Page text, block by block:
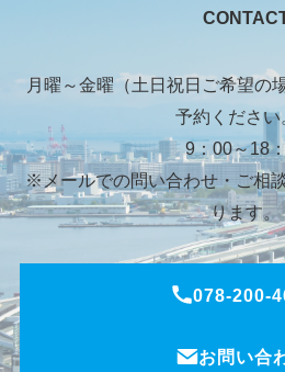
月曜～金曜（土日祝日ご希望の
予約ください
9：00～18
※メールでの問い合わせ・ご相
ります。
078-200-
お問い合